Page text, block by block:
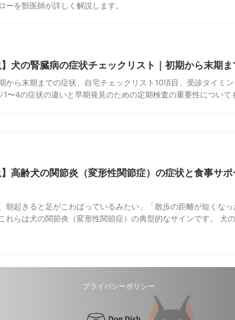
ーを獣医師が詳しく解説します。
】犬の腎臓病の症状チェックリスト｜初期から末期
から末期までの症状、自宅チェックリスト10項目、受診タイミ
1〜4の症状の違いと早期発見のための定期検査の重要性について
】高齢犬の関節炎（変形性関節症）の症状と食事サ
朝起きると足がこわばっているみたい」「散歩の距離が短くな
らは犬の関節炎（変形性関節症）の典型的なサインです。 犬
プライバシーポリシー